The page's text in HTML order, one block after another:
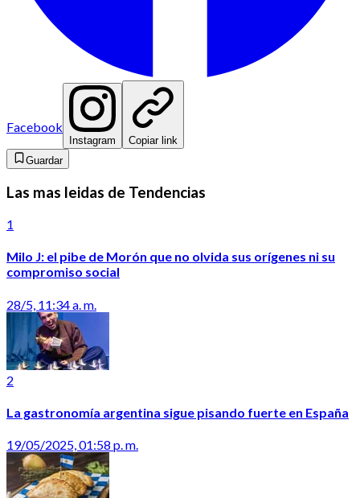
Facebook
Instagram
Copiar link
Guardar
Las mas leidas de Tendencias
1
Milo J: el pibe de Morón que no olvida sus orígenes ni su
compromiso social
28/5, 11:34 a. m.
2
La gastronomía argentina sigue pisando fuerte en España
19/05/2025, 01:58 p. m.